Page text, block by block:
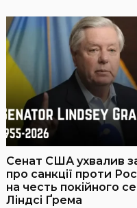
Сенат США ухвалив
про санкції проти
на честь покійного
Ліндсі Ґрема